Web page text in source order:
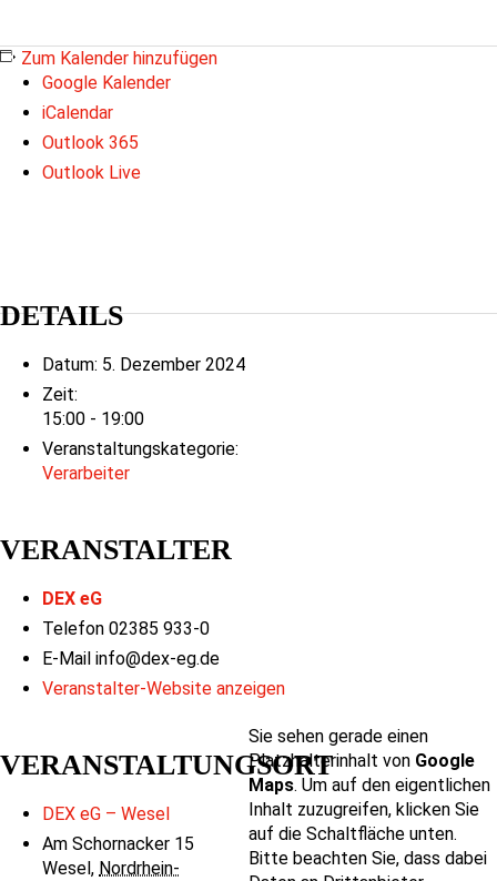
Zum Kalender hinzufügen
Google Kalender
iCalendar
Outlook 365
Outlook Live
DETAILS
Datum: 5. Dezember 2024
Zeit:
15:00 - 19:00
Veranstaltungskategorie:
Verarbeiter
VERANSTALTER
DEX eG
Telefon 02385 933-0
E-Mail info@dex-eg.de
Veranstalter-Website anzeigen
VERANSTALTUNGSORT
DEX eG – Wesel
Am Schornacker 15
Wesel, Nordrhein-
Sie sehen gerade einen
Platzhalterinhalt von Google
Maps. Um auf den eigentlichen
Inhalt zuzugreifen, klicken Sie
auf die Schaltfläche unten.
Bitte beachten Sie, dass dabei